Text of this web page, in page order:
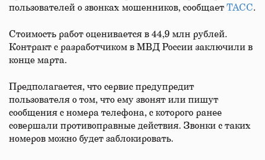
пользователей о звонках мошенников, сообщает ТАСС.
Стоимость работ оценивается в 44,9 млн рублей.
Контракт с разработчиком в МВД России заключили в
конце марта.
Предполагается, что сервис предупредит
пользователя о том, что ему звонят или пишут
сообщения с номера телефона, с которого ранее
совершали противоправные действия. Звонки с таких
номеров можно будет заблокировать.